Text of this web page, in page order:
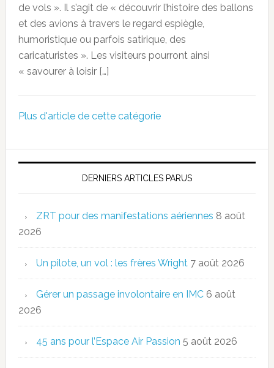
de vols ». Il s’agit de « découvrir l’histoire des ballons
et des avions à travers le regard espiègle,
humoristique ou parfois satirique, des
caricaturistes ». Les visiteurs pourront ainsi
« savourer à loisir […]
Plus d'article de cette catégorie
DERNIERS ARTICLES PARUS
ZRT pour des manifestations aériennes 8 août
2026
Un pilote, un vol : les frères Wright 7 août 2026
Gérer un passage involontaire en IMC 6 août
2026
45 ans pour l’Espace Air Passion 5 août 2026